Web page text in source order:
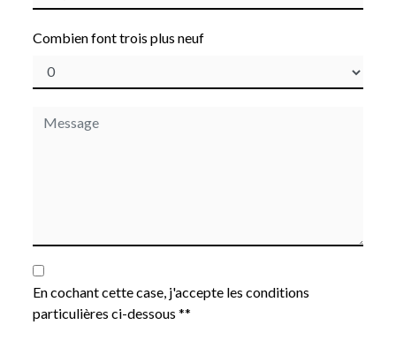
Combien font trois plus neuf
En cochant cette case, j'accepte les conditions
particulières ci-dessous **